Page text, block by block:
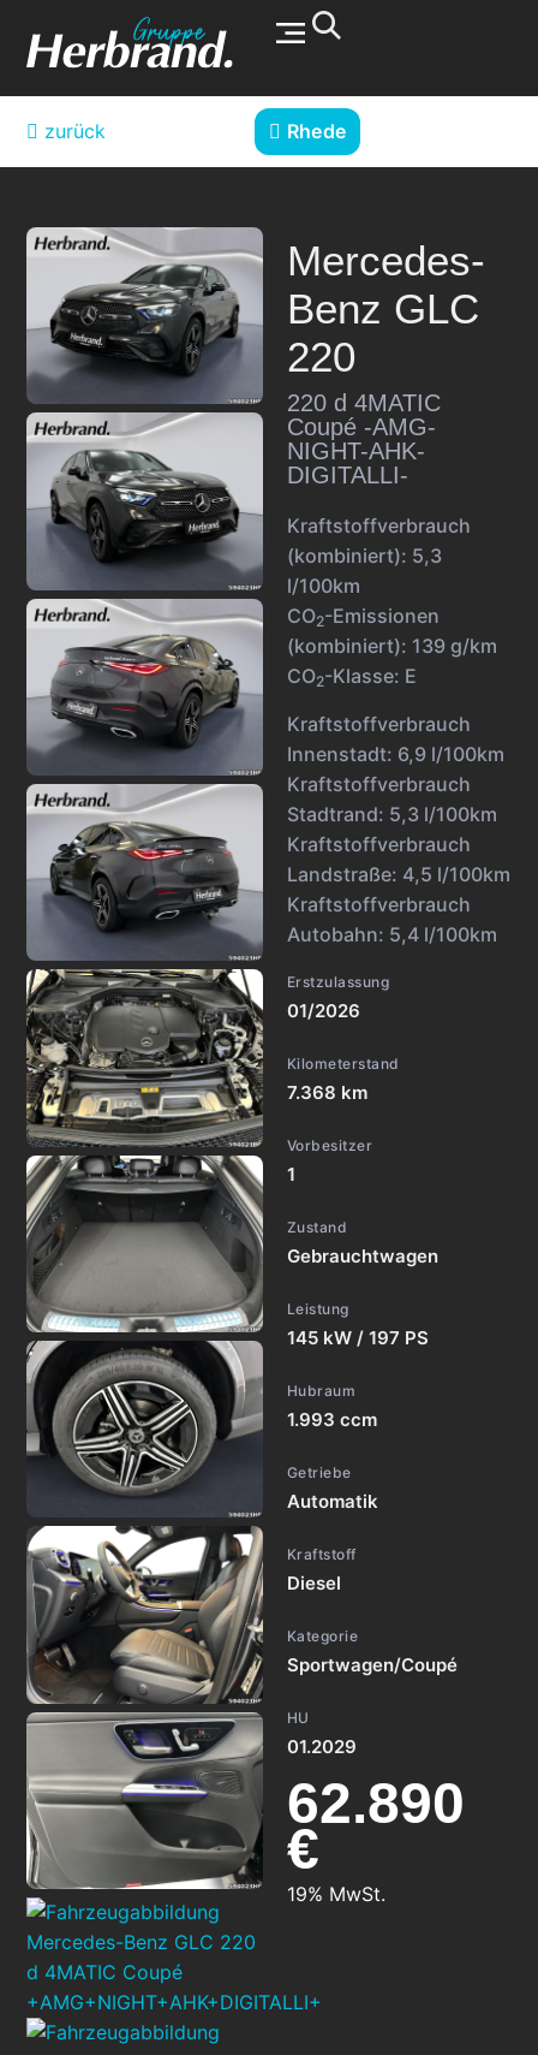
zurück Rhede
Mercedes-
Benz GLC
220
220 d 4MATIC
Coupé -AMG-
NIGHT-AHK-
DIGITALLI-
Kraftstoffverbrauch
(kombiniert): 5,3
l/100km
CO2-Emissionen
(kombiniert): 139 g/km
CO2-Klasse: E
Kraftstoffverbrauch
Innenstadt: 6,9 l/100km
Kraftstoffverbrauch
Stadtrand: 5,3 l/100km
Kraftstoffverbrauch
Landstraße: 4,5 l/100km
Kraftstoffverbrauch
Autobahn: 5,4 l/100km
Erstzulassung
01/2026
Kilometerstand
7.368 km
Vorbesitzer
1
Zustand
Gebrauchtwagen
Leistung
145 kW / 197 PS
Hubraum
1.993 ccm
Getriebe
Automatik
Kraftstoff
Diesel
Kategorie
Sportwagen/Coupé
HU
01.2029
62.890
€
19% MwSt.